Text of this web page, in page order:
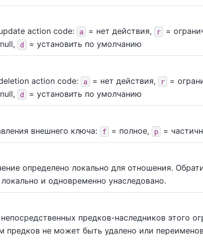
action code: a = нет действия, r =
d = установить по умолчанию
action code: a = нет действия, r =
d = установить по умолчанию
внешнего ключа: f = полное, p =
определено локально для отношения.
и одновременно унаследовано.
предков-наследников этого
предков не может быть удалено или